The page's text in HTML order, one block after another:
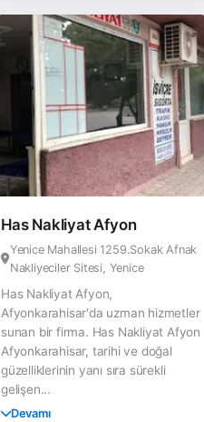
Has Nakliyat Afyon
Yenice Mahallesi 1259.Sokak Afnak
Nakliyeciler Sitesi, Yenice
Has Nakliyat Afyon,
Afyonkarahisar'da uzman hizmetler
sunan bir firma. Has Nakliyat Afyon
Afyonkarahisar, tarihi ve doğal
güzelliklerinin yanı sıra sürekli
gelişen...
Devamı